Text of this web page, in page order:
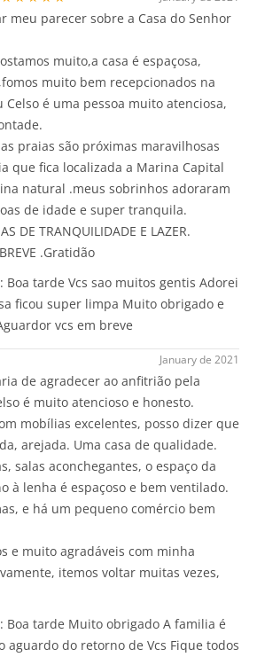
meu parecer sobre a Casa do Senhor
muito,a casa é espaçosa,
muito bem recepcionados na
Celso é uma pessoa muito atenciosa,
praias são próximas maravilhosas
que fica localizada a Marina Capital
natural .meus sobrinhos adoraram
de idade e super tranquila.
DE TRANQUILIDADE E LAZER.
.Gratidão
Boa tarde Vcs sao muitos gentis Adorei
ficou super limpa Muito obrigado e
vcs em breve
January de 2021
de agradecer ao anfitrião pela
é muito atencioso e honesto.
mobílias excelentes, posso dizer que
arejada. Uma casa de qualidade.
salas aconchegantes, o espaço da
à lenha é espaçoso e bem ventilado.
e há um pequeno comércio bem
e muito agradáveis com minha
itemos voltar muitas vezes,
Boa tarde Muito obrigado A familia é
aguardo do retorno de Vcs Fique todos